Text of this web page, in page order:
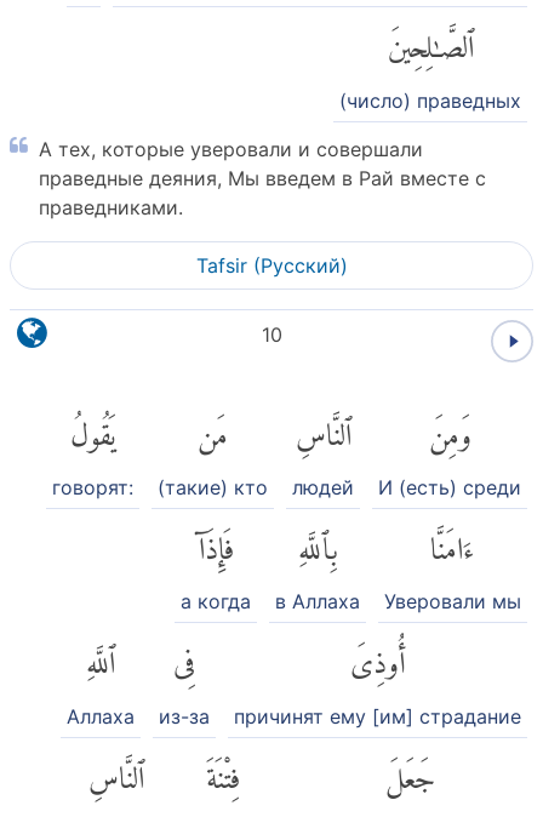
ٱلصَّٰلِحِينَ
(число) праведных
А тех, которые уверовали и совершали
праведные деяния, Мы введем в Рай вместе с
праведниками.
Tafsir (Pусский)
10
وَمِنَ
И (есть) среди
ٱلنَّاسِ
людей
مَن
(такие) кто
يَقُولُ
говорят:
ءَامَنَّا
Уверовали мы
بِٱللَّهِ
в Аллаха
فَإِذَآ
а когда
أُوذِىَ
причинят ему [им] страдание
فِى
из-за
ٱللَّهِ
Аллаха
جَعَلَ فِتْنَةَ ٱلنَّاسِ